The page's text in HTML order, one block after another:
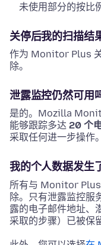
未使用部分的按比
关停后我的扫描结
作为 Monitor Plus
除。
泄露监控仍然可用
是的。Mozilla
能够跟踪多达 20 个
采取任何进一步操作。
我的个人数据发生
所有与 Monitor Plus
除。只有泄露监控服
露的电子邮件地址、
采取的步骤）已被保